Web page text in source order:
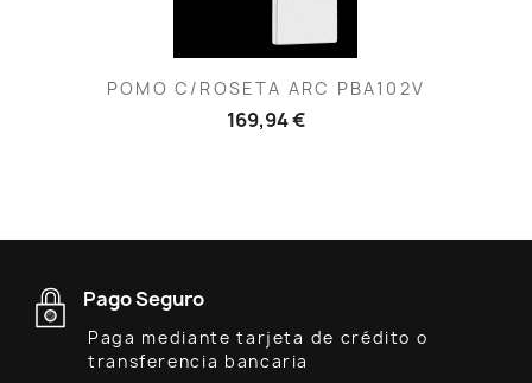
POMO C/ROSETA ARC PBA102V
169,94 €
Pago Seguro
Paga mediante tarjeta de crédito o
transferencia bancaria